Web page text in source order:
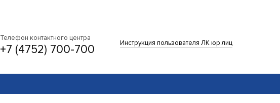
Телефон контактного центра
+7 (4752) 700-700 Инструкция пользователя ЛК юр.лиц